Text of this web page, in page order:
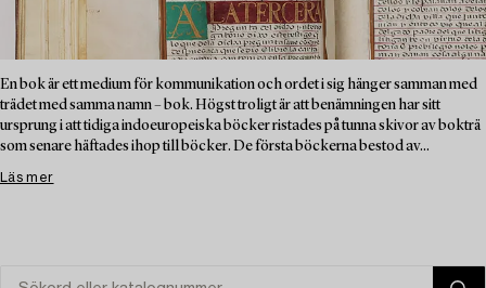
En bok är ett medium för kommunikation och ordet i sig hänger samman med
trädet med samma namn – bok. Högst troligt är att benämningen har sitt
ursprung i att tidiga indoeuropeiska böcker ristades på tunna skivor av bokträ
som senare häftades ihop till böcker. De första böckerna bestod av...
Läs mer